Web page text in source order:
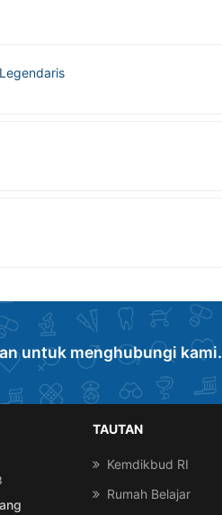
untuk menghubungi kami.
TAUTAN
Kemdikbud RI
Rumah Belajar